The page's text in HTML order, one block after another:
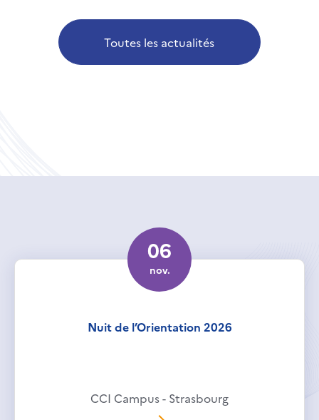
Toutes les actualités
06
nov.
Nuit de l’Orientation 2026
CCI Campus - Strasbourg